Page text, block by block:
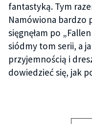
fantastyką. Tym
Namówiona bardzo
sięgnęłam po
siódmy tom serii, a
przyjemnością i
dowiedzieć się, jak